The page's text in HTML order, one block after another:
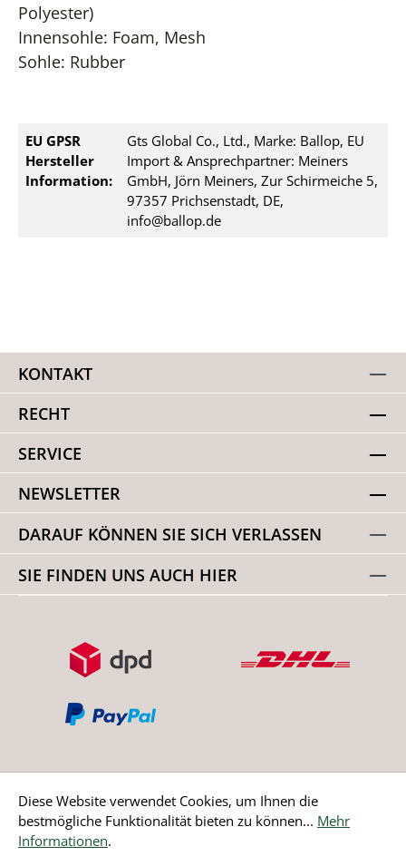
Polyester)
Innensohle: Foam, Mesh
Sohle: Rubber
EU GPSR
Hersteller
Information:
Gts Global Co., Ltd., Marke: Ballop, EU
Import & Ansprechpartner: Meiners
GmbH, Jörn Meiners, Zur Schirmeiche 5,
97357 Prichsenstadt, DE,
info@ballop.de
KONTAKT
RECHT
SERVICE
NEWSLETTER
DARAUF KÖNNEN SIE SICH VERLASSEN
SIE FINDEN UNS AUCH HIER
Bestellung widerrufen
Diese Website verwendet Cookies, um Ihnen die
bestmögliche Funktionalität bieten zu können... Mehr
Informationen.